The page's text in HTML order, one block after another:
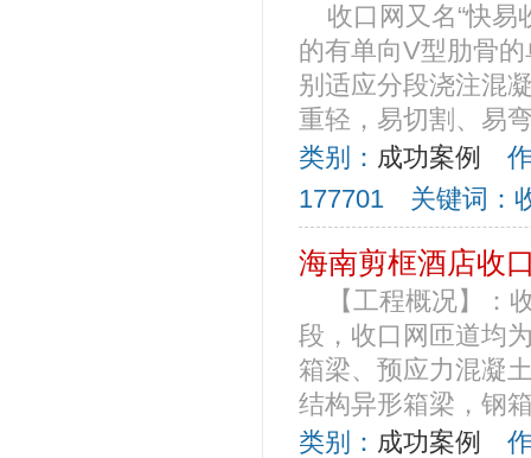
收口网又名“快
的有单向V型肋骨
别适应分段浇注混
重轻，易切割、易
类别： 成功案例
作
177701 关键词：
海南剪框酒店收
【工程概况】：
段，收口网匝道均
箱梁、预应力混凝
结构异形箱梁，钢
类别： 成功案例
作